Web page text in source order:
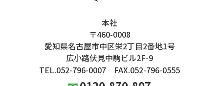
本社
〒460-0008
愛知県名古屋市中区栄2丁目2番地1号
広小路伏見中駒ビル2F-9
TEL.052-796-0007 FAX.052-796-0555